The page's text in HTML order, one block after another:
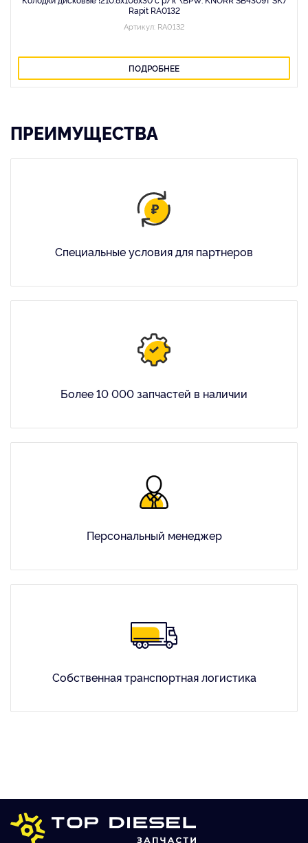
Rapit RA0132
Артикул: RA0132
ПОДРОБНЕЕ
ПРЕИМУЩЕСТВА
Специальные условия для партнеров
Более 10 000 запчастей в наличии
Персональный менеджер
Собственная транспортная логистика